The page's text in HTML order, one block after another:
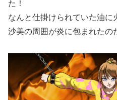
た！
なんと仕掛けられていた油に
沙美の周囲が炎に包まれたの